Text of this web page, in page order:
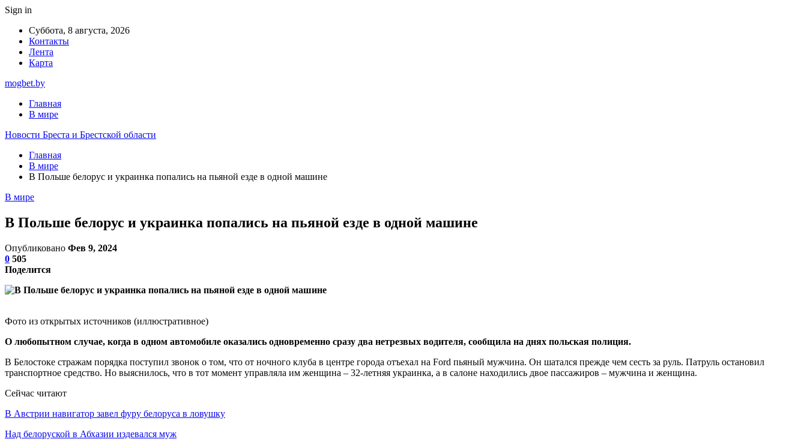
Sign in
Суббота, 8 августа, 2026
Контакты
Лента
Карта
mogbet.by
Главная
В мире
Новости Бреста и Брестской области
Главная
В мире
В Польше белорус и украинка попались на пьяной езде в одной машине
В мире
В Польше белорус и украинка попались на пьяной езде в одной машине
Опубликовано Фев 9, 2024
0 505
Поделится
Фото из открытых источников (иллюстративное)
О любопытном случае, когда в одном автомобиле оказались одновременно сразу два нетрезвых водителя, сообщила на днях польская полиция.
В Белостоке стражам порядка поступил звонок о том, что от ночного клуба в центре города отъехал на Ford пьяный мужчина. Он шатался прежде чем сесть за руль. Патруль остановил
транспортное средство. Но выяснилось, что в тот момент управляла им женщина – 32-летняя украинка, а в салоне находились двое пассажиров – мужчина и женщина.
Сейчас читают
В Австрии навигатор завел фуру белоруса в ловушку
Над белоруской в Абхазии издевался муж